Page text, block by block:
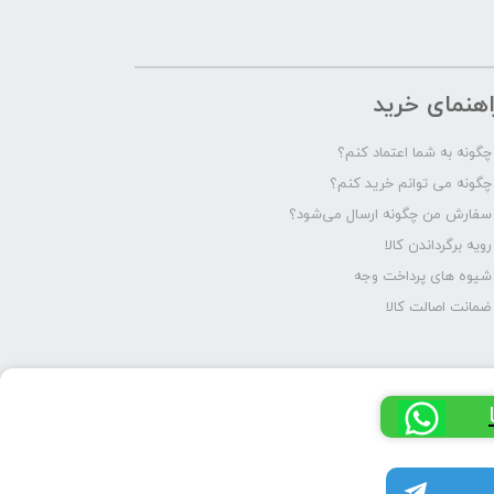
خرید
چگونه به شما اعتماد کنم؟
چگونه می توانم خرید کنم؟
سفارش من چگونه ارسال می‌شود؟
رویه برگرداندن کالا
شیوه های پرداخت وجه
ضمانت اصالت کالا